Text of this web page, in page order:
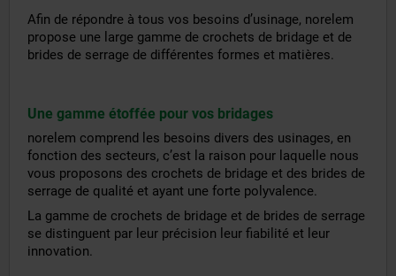
Afin de répondre à tous vos besoins d’usinage, norelem
propose une large gamme de crochets de bridage et de
brides de serrage de différentes formes et matières.
Une gamme étoffée pour vos bridages
norelem comprend les besoins divers des usinages, en
fonction des secteurs, c’est la raison pour laquelle nous
vous proposons des crochets de bridage et des brides de
serrage de qualité et ayant une forte polyvalence.
La gamme de crochets de bridage et de brides de serrage
se distinguent par leur précision leur fiabilité et leur
innovation.